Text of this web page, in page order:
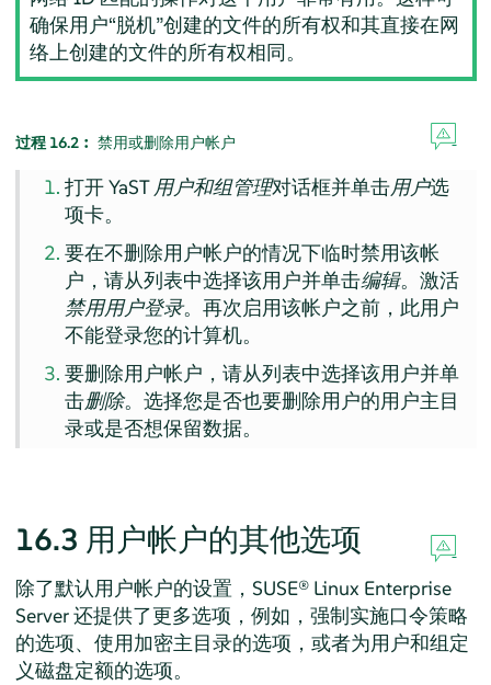
确保用户“脱机”创建的文件的所有权和其直接在网
络上创建的文件的所有权相同。
过程 16.2︰ 禁用或删除用户帐户
打开 YaST 用户和组管理对话框并单击用户选
项卡。
要在不删除用户帐户的情况下临时禁用该帐
户，请从列表中选择该用户并单击编辑。激活
禁用用户登录。再次启用该帐户之前，此用户
不能登录您的计算机。
要删除用户帐户，请从列表中选择该用户并单
击删除。选择您是否也要删除用户的用户主目
录或是否想保留数据。
16.3 用户帐户的其他选项
除了默认用户帐户的设置， SUSE® Linux Enterprise
Server还提供了更多选项，例如，强制实施口令策略
的选项、使用加密主目录的选项，或者为用户和组定
义磁盘定额的选项。